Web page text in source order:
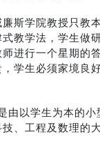
斯学院教授只教
教学法，学生做
进行一个星期的
学生必须家境良
由以学生为本的
、工程及数理的